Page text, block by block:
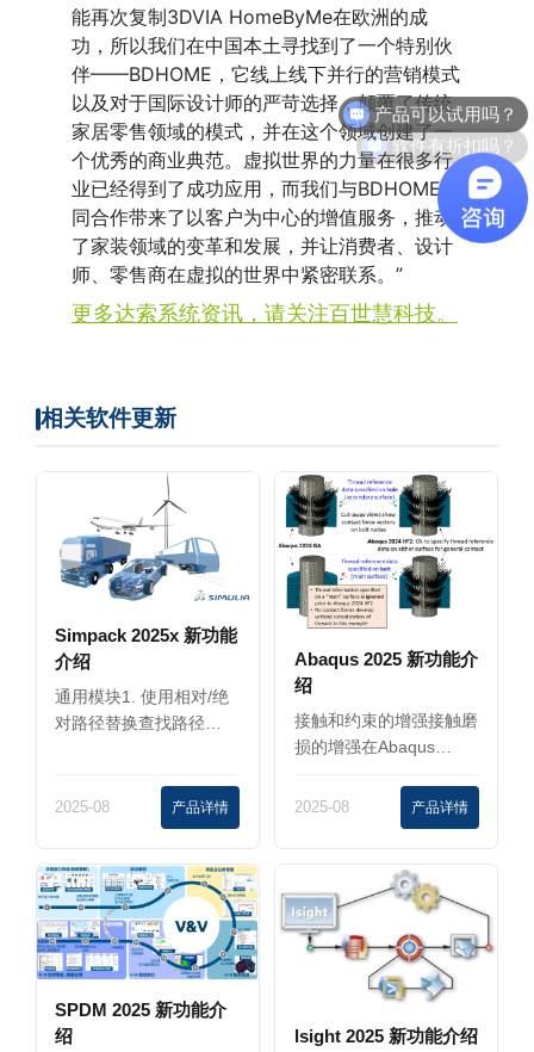
能再次复制3DVIA HomeByMe在欧洲的成
功，所以我们在中国本土寻找到了一个特别伙
伴——BDHOME，它线上线下并行的营销模式
以及对于国际设计师的严苛选择，颠覆了传统
家居零售领域的模式，并在这个领域创建了一
个优秀的商业典范。虚拟世界的力量在很多行
业已经得到了成功应用，而我们与BDHOME共
同合作带来了以客户为中心的增值服务，推动
了家装领域的变革和发展，并让消费者、设计
师、零售商在虚拟的世界中紧密联系。”
更多达索系统资讯，请关注百世慧科技。
相关软件更新
Simpack 2025x 新功能
介绍
通用模块1. 使用相对/绝
对路径替换查找路径…
2025-08 产品详情
Abaqus 2025 新功能介
绍
接触和约束的增强接触磨
损的增强在Abaqus…
2025-08 产品详情
SPDM 2025 新功能介
绍
lsight 2025 新功能介绍
产品可以试用吗？
软件有折扣吗？